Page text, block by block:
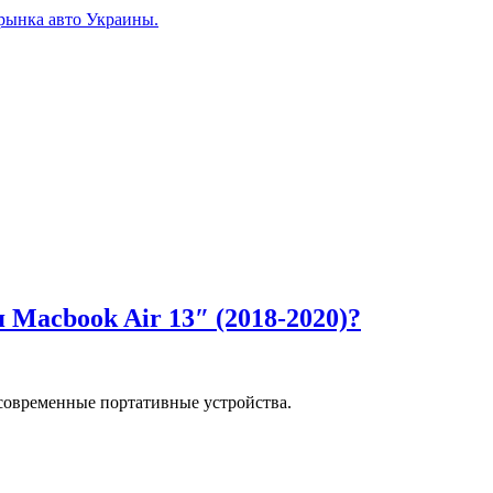
авто Украины.
Air 13″ (2018-2020)?
портативные устройства.